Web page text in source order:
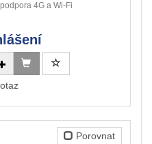
4G a Wi-Fi
Porovnat